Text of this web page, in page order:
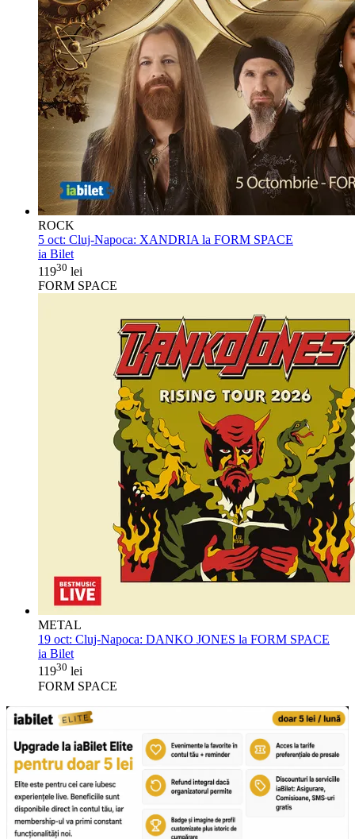
ROCK
5 oct: Cluj-Napoca: XANDRIA la FORM SPACE
ia Bilet
11930 lei
FORM SPACE
METAL
19 oct: Cluj-Napoca: DANKO JONES la FORM SPACE
ia Bilet
11930 lei
FORM SPACE